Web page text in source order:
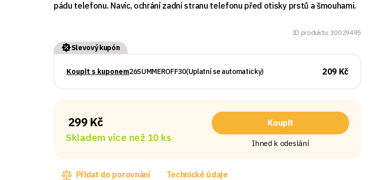
pádu telefonu. Navíc, ochrání zadní stranu telefonu před otisky prstů a šmouhami.
ID produktu: 30029495
Slevový kupón
Koupit s kuponem26SUMMEROFF30(Uplatní se automaticky) 209 Kč
299 Kč
Skladem více než 10 ks
Koupit
Ihned k odeslání
Přidat do porovnání Technické údaje